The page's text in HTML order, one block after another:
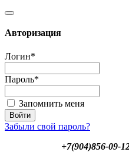
Авторизация
Логин*
Пароль*
Запомнить меня
Забыли свой пароль?
+7(904)856-09-